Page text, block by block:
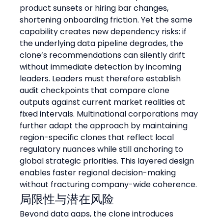
product sunsets or hiring bar changes,
shortening onboarding friction. Yet the same
capability creates new dependency risks: if
the underlying data pipeline degrades, the
clone’s recommendations can silently drift
without immediate detection by incoming
leaders. Leaders must therefore establish
audit checkpoints that compare clone
outputs against current market realities at
fixed intervals. Multinational corporations may
further adapt the approach by maintaining
region-specific clones that reflect local
regulatory nuances while still anchoring to
global strategic priorities. This layered design
enables faster regional decision-making
without fracturing company-wide coherence.
局限性与潜在风险
Beyond data gaps, the clone introduces